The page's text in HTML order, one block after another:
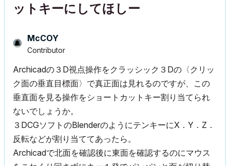
ットキーにしてほしー
McCOY
Contributor
Archicadの３D視点操作をクラッシック３Dの〈クリッ
ク面の垂直目標面〉で真正面は見れるのですが、この
垂直面を見る操作をショートカットキー割り当てられ
ないでしょうか。
３DCGソフトのBlenderのようにテンキーにX．Y．Z．
反転などが割り当ててあったら。
Archicadで北面を確認後に東面を確認するのにマウス